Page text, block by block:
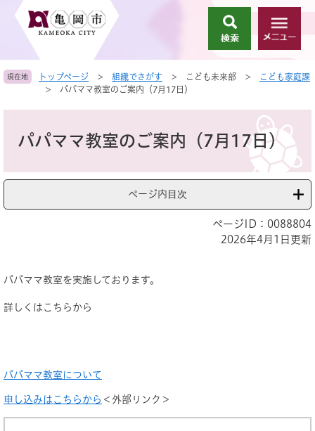
頭
す
飛
し
索
メ
ニ
ー
現在地 トップページ > 組織でさがす > こども未来部 >
こども家庭課
>
パパママ教室のご案内（7月17日）
パパママ教室のご案内（7月17日）
ページ内目次
ページID：0088804
2026年4月1日更新
パパママ教室を実施しております。
詳しくはこちらから
パパママ教室について
申し込みはこちらから ＜外部リンク＞